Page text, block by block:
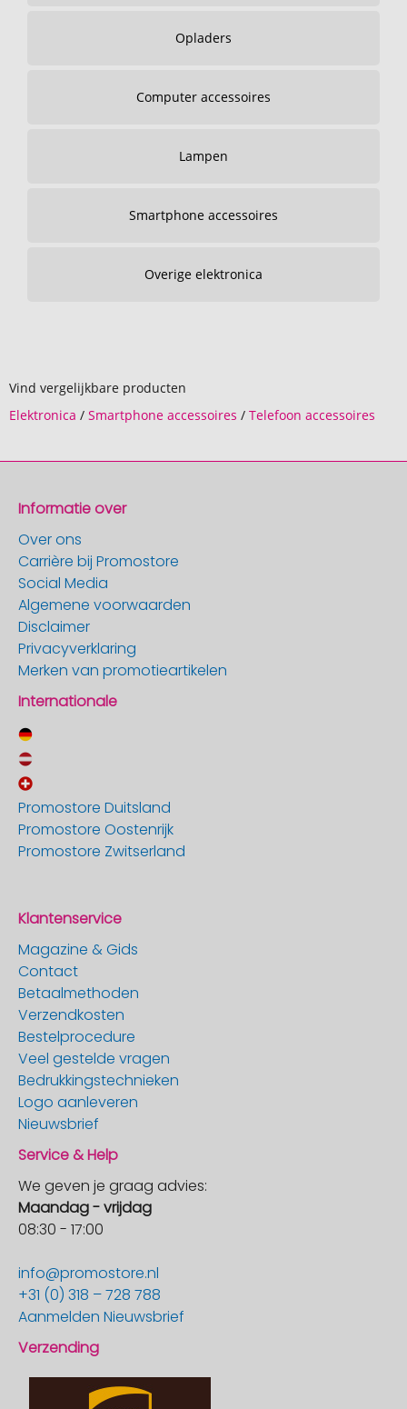
Opladers
Computer accessoires
Lampen
Smartphone accessoires
Overige elektronica
Vind vergelijkbare producten
Elektronica / Smartphone accessoires / Telefoon accessoires
Informatie over
Over ons
Carrière bij Promostore
Social Media
Algemene voorwaarden
Disclaimer
Privacyverklaring
Merken van promotieartikelen
Internationale
Promostore Duitsland
Promostore Oostenrijk
Promostore Zwitserland
Klantenservice
Magazine & Gids
Contact
Betaalmethoden
Verzendkosten
Bestelprocedure
Veel gestelde vragen
Bedrukkingstechnieken
Logo aanleveren
Nieuwsbrief
Service & Help
We geven je graag advies:
Maandag - vrijdag
08:30 - 17:00
info@promostore.nl
+31 (0) 318 – 728 788
Aanmelden Nieuwsbrief
Verzending